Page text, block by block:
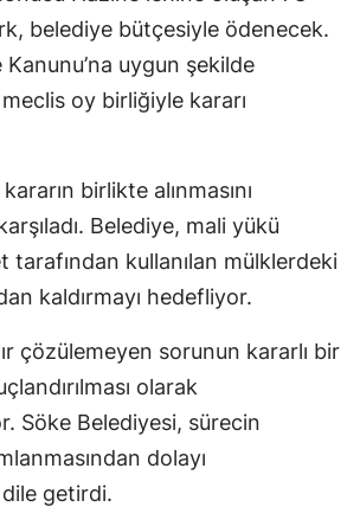
belediye bütçesiyle ödenecek.
uygun şekilde
oy birliğiyle kararı
birlikte alınmasını
Belediye, mali yükü
tarafından kullanılan mülklerdeki
kaldırmayı hedefliyor.
çözülemeyen sorunun kararlı bir
olarak
Söke Belediyesi, sürecin
dolayı
getirdi.